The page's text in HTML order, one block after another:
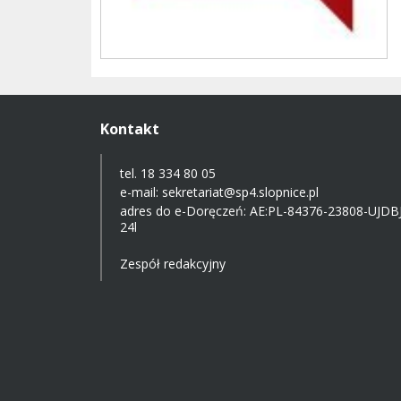
Kontakt
tel. 18 334 80 05
e-mail: sekretariat@sp4.slopnice.pl
adres do e-Doręczeń: AE:PL-84376-23808-
24l
Zespół redakcyjny